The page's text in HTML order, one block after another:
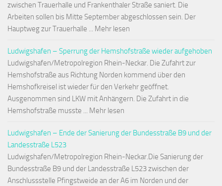
zwischen Trauerhalle und Frankenthaler Straße saniert. Die
Arbeiten sollen bis Mitte September abgeschlossen sein. Der
Hauptweg zur Trauerhalle ... Mehr lesen
Ludwigshafen – Sperrung der Hemshofstraße wieder aufgehoben
Ludwigshafen/Metropolregion Rhein-Neckar. Die Zufahrt zur
Hemshofstraße aus Richtung Norden kommend über den
Hemshofkreisel ist wieder für den Verkehr geöffnet.
Ausgenommen sind LKW mit Anhängern. Die Zufahrt in die
Hemshofstraße musste ... Mehr lesen
Ludwigshafen – Ende der Sanierung der Bundesstraße B9 und der
Landesstraße L523
Ludwigshafen/Metropolregion Rhein-Neckar.Die Sanierung der
Bundesstraße B9 und der Landesstraße L523 zwischen der
Anschlussstelle Pfingstweide an der A6 im Norden und der